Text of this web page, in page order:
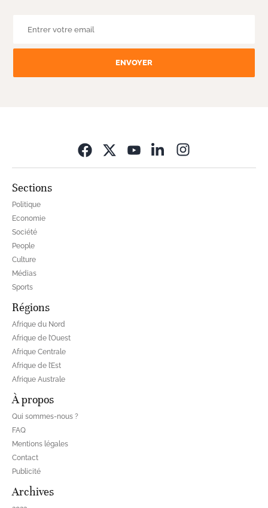
ENVOYER
Sections
Politique
Economie
Société
People
Culture
Médias
Sports
Régions
Afrique du Nord
Afrique de l’Ouest
Afrique Centrale
Afrique de l’Est
Afrique Australe
À propos
Qui sommes-nous ?
FAQ
Mentions légales
Contact
Publicité
Archives